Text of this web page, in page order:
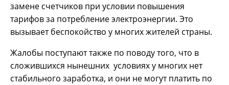
замене счетчиков при условии повышения
тарифов за потребление электроэнергии. Это
вызывает беспокойство у многих жителей страны.
Жалобы поступают также по поводу того, что в
сложившихся нынешних условиях у многих нет
стабильного заработка, и они не могут платить по